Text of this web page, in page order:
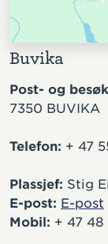
Buvika
Post- og
7350 BUVIKA
Telefon: + 47
Plassjef: Stig
E-post: E-post
Mobil: + 47